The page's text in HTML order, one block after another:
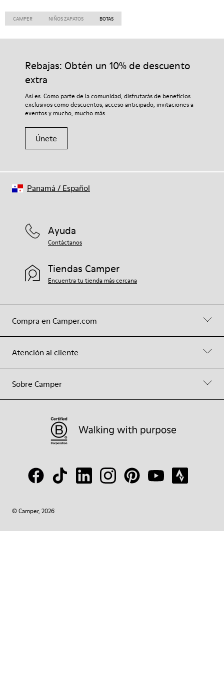
CAMPER NIÑOS ZAPATOS BOTAS
Rebajas: Obtén un 10% de descuento
extra
Así es. Como parte de la comunidad, disfrutarás de beneficios
exclusivos como descuentos, acceso anticipado, invitaciones a
eventos y mucho, mucho más.
Únete
Compra en Camper.com
Atención al cliente
Sobre Camper
Ayuda
Contáctanos
Tiendas Camper
Encuentra tu tienda más cercana
© Camper, 2026
Panamá / Español